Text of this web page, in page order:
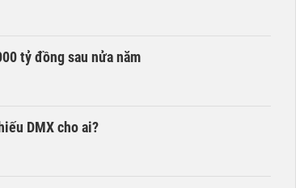
tỷ đồng sau nửa năm
DMX cho ai?